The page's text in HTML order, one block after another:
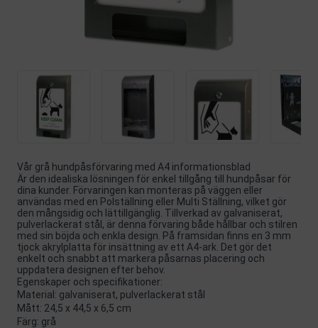
Vår grå hundpåsförvaring med A4 informationsblad
Är den idealiska lösningen för enkel tillgång till hundpåsar för
dina kunder. Förvaringen kan monteras på väggen eller
användas med en Polställning eller Multi Ställning, vilket gör
den mångsidig och lättillgänglig. Tillverkad av galvaniserat,
pulverlackerat stål, är denna förvaring både hållbar och stilren
med sin böjda och enkla design. På framsidan finns en 3 mm
tjock akrylplatta för insättning av ett A4-ark. Det gör det
enkelt och snabbt att markera påsarnas placering och
uppdatera designen efter behov.
Egenskaper och specifikationer:
Material: galvaniserat, pulverlackerat stål
Mått: 24,5 x 44,5 x 6,5 cm
Färg: grå